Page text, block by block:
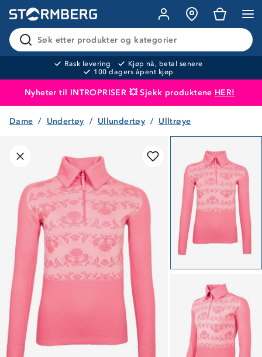
Søk etter produkter og kategorier
Rask levering
Kjøp nå, betal senere
100 dagers åpent kjøp
Nyheter til INTROPRISER 💥 Sjekk produktene HER!
Produktet er lagt i handlekurven Til kassen
Dame Undertøy Ullundertøy Ulltrøye